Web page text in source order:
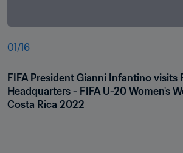
01 /16
FIFA President Gianni Infantino visits
Headquarters - FIFA U-20 Women's
Costa Rica 2022